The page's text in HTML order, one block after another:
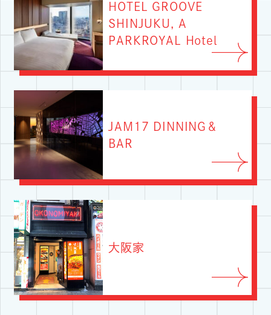
HOTEL GROOVE
SHINJUKU, A
PARKROYAL Hotel
JAM17 DINNING＆
BAR
大阪家